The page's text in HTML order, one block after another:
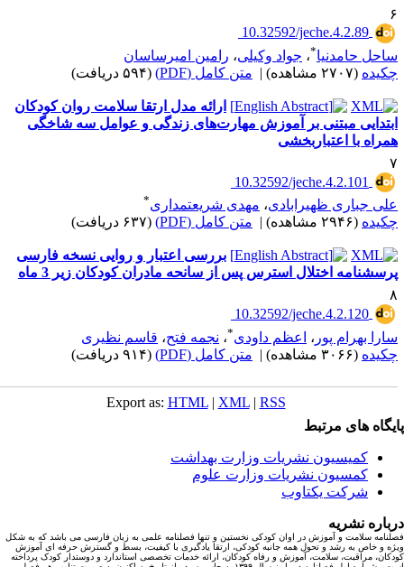
‎ 10.32592/jeche.4.2.89
حامدنیا* ،جواد وکیلی، رامین امیرساسان
(۲۷۰۷ مشاهده) | متن کامل (PDF) (۵۹۴ دریافت)
ارائه مدل ارتقا سلامت روان کودکان
مبتنی بر آموزش مهارت‌های زندگی و عوامل سه شاخگی
با اعتباربخشی
‎ 10.32592/jeche.4.2.101
جباری ظهیرابادی،مهدی شریعتمداری
(۲۹۴۶ مشاهده) | متن کامل (PDF) (۶۳۷ دریافت)
بررسی اعتبار و روایی نسخه فارسی
اختلال استرس پس از سانحه مادران کودکان زیر 3 ماه
‎ 10.32592/jeche.4.2.120
بهرام پور، اعظم داودی ،نجمه فتح،قاسم نظیری
(۳۰۶۶ مشاهده) | متن کامل (PDF) (۹۱۴ دریافت)
Export as:HTML |XML|RSS
های مرتبط
کمیسیون نشریات وزارت بهداشت
کمسیون نشریات وزارت علوم
شرکت یکتاوب
نشریه
سلامت و آموزش در اوان کودکی نخستین و تنها فصلنامه علمی به زبان فارسی می باشد که به شکل
و خاص به رشد و تحول همه جانبه کودکی، ارتقا یادگیری با کیفیت، بسط و گسترش حرفه ای آموزش
مراقبت، سلامت، آموزش و رفاه کودکان، ارائه خدمات تخصصی استاندارد و دوستدار کودک پرداخته